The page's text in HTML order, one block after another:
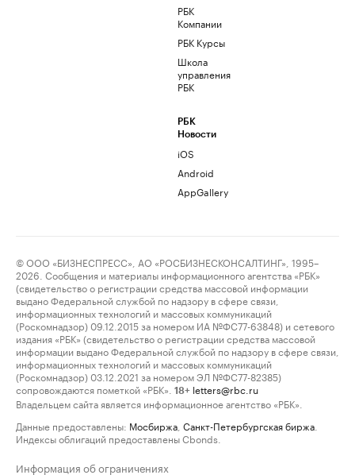
РБК
Компании
РБК Курсы
Школа
управления
РБК
РБК
Новости
iOS
Android
AppGallery
© ООО «БИЗНЕСПРЕСС», АО «РОСБИЗНЕСКОНСАЛТИНГ», 1995–
2026. Сообщения и материалы информационного агентства «РБК»
(свидетельство о регистрации средства массовой информации
выдано Федеральной службой по надзору в сфере связи,
информационных технологий и массовых коммуникаций
(Роскомнадзор) 09.12.2015 за номером ИА №ФС77-63848) и сетевого
издания «РБК» (свидетельство о регистрации средства массовой
информации выдано Федеральной службой по надзору в сфере связи,
информационных технологий и массовых коммуникаций
(Роскомнадзор) 03.12.2021 за номером ЭЛ №ФС77-82385)
сопровождаются пометкой «РБК».
18+ letters@rbc.ru
Владельцем сайта является информационное агентство «РБК».
Данные предоставлены: Мосбиржа Санкт-Петербургская биржа
Индексы облигаций предоставлены Cbonds.
Информация об ограничениях